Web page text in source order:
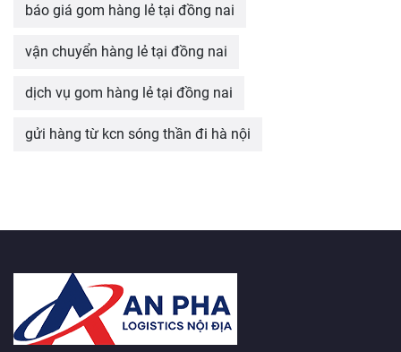
báo giá gom hàng lẻ tại đồng nai
vận chuyển hàng lẻ tại đồng nai
dịch vụ gom hàng lẻ tại đồng nai
gửi hàng từ kcn sóng thần đi hà nội